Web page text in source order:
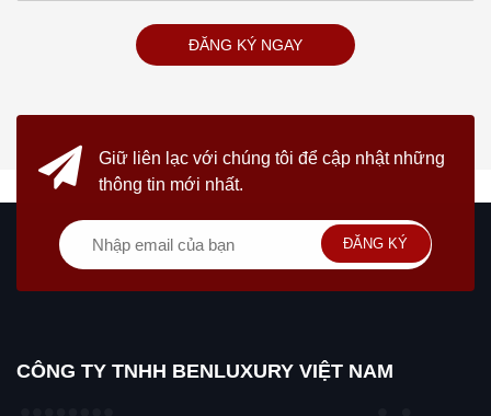
ĐĂNG KÝ NGAY
Giữ liên lạc với chúng tôi để cập nhật những
thông tin mới nhất.
ĐĂNG KÝ
CÔNG TY TNHH BENLUXURY VIỆT NAM